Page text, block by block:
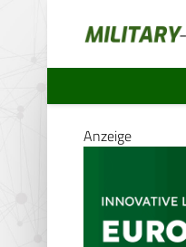
Anzeige